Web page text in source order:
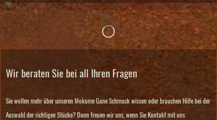
Wir beraten Sie bei all Ihren Fragen
Sie wollen mehr über unseren Mokume Gane Schmuck wissen oder brauchen Hilfe bei der
Auswahl der richtigen Stücke? Dann freuen wir uns, wenn Sie Kontakt mit uns